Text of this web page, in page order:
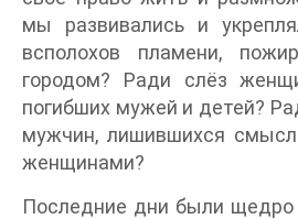
мы развивались и
всполохов пламени,
городом? Ради слёз
погибших мужей и детей?
мужчин, лишившихся
женщинами?
Последние дни были щедро